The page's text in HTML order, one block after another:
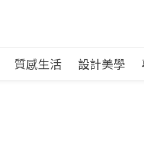
質感生活 設計美學